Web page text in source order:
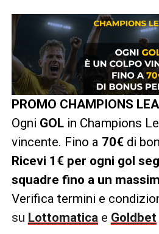
PROMO CHAMPIONS
Ogni GOLin Champions
vincente. Fino a 70€di
Ricevi 1€ per ogni gol
squadre fino a un
Verifica termini e
su Lottomaticae Goldbet